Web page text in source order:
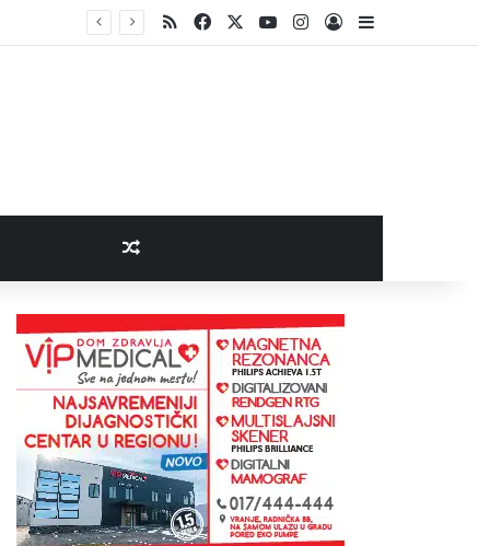
RSSFacebookYouTubeInstagram
Log InSidebar
Random Article